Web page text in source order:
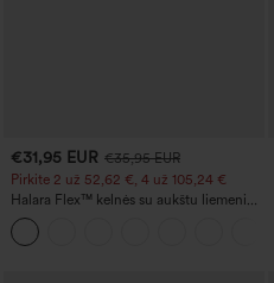
€31,95 EUR €35,95 EUR
Pirkite 2 už 52,62 €, 4 už 105,24 €
Halara Flex™ kelnės su aukštu liemeniu,
formuojančios figūrą, liekninančios
liemenį, su kišenėmis, plačiomis kojomis,
iš mikro vaflinio audinio, skirtos darbui